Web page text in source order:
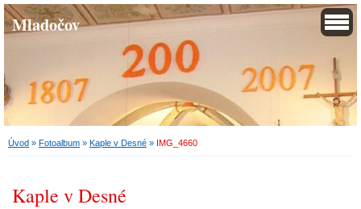
Mladočov
Úvod » Fotoalbum » Kaple v Desné » IMG_4660
Kaple v Desné